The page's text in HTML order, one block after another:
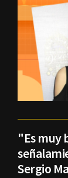
"Es muy
Sergio